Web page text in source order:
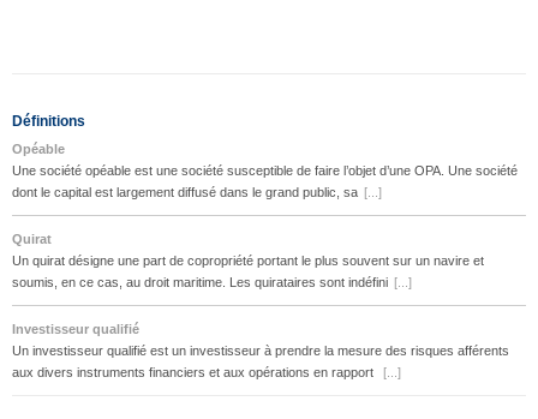
Définitions
Opéable
Une société opéable est une société susceptible de faire l’objet d’une OPA. Une société
dont le capital est largement diffusé dans le grand public, sa [...]
Quirat
Un quirat désigne une part de copropriété portant le plus souvent sur un navire et
soumis, en ce cas, au droit maritime. Les quirataires sont indéfini [...]
Investisseur qualifié
Un investisseur qualifié est un investisseur à prendre la mesure des risques afférents
aux divers instruments financiers et aux opérations en rapport
[...]